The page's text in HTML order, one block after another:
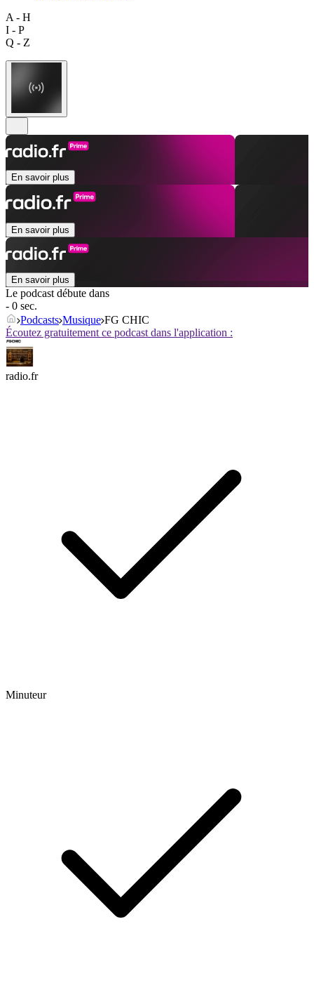
A - H
I - P
Q - Z
En savoir plus
En savoir plus
En savoir plus
Le podcast débute dans
- 0 sec.
Podcasts Musique FG CHIC
Écoutez gratuitement ce podcast dans l'application :
radio.fr
Minuteur